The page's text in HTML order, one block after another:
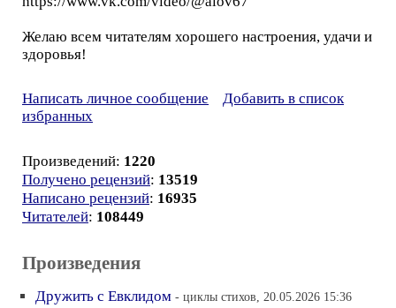
Желаю всем читателям хорошего настроения, удачи и
здоровья!
Написать личное сообщение
Добавить в список
избранных
Произведений: 1220
Получено рецензий: 13519
Написано рецензий: 16935
Читателей: 108449
Произведения
Дружить с Евклидом - циклы стихов, 20.05.2026 15:36